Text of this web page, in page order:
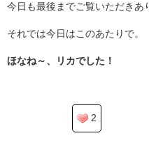
今日も最後までご覧いただきあ
それでは今日はこのあたりで。
ほなね～、リカでした！
2